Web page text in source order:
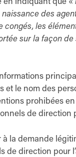
en indiquant que «
des
les
sur la façon de
le nom des
prohibées
de
la demande
de direction pour